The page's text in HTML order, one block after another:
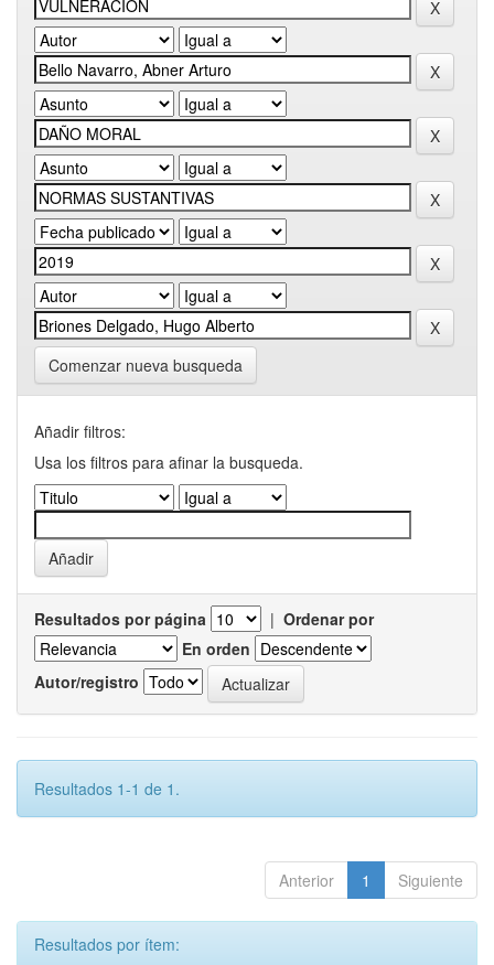
Comenzar nueva busqueda
Añadir filtros:
Usa los filtros para afinar la busqueda.
Resultados por página | Ordenar por
En orden
Autor/registro
Resultados 1-1 de 1.
Anterior 1 Siguiente
Resultados por ítem: